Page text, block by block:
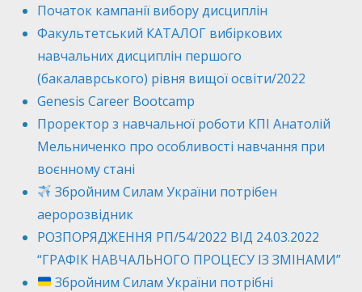
Початок кампанії вибору дисциплін
Факультетський КАТАЛОГ вибіркових
навчальних дисциплін першого
(бакалаврського) рівня вищої освіти/2022
Genesis Career Bootcamp
Проректор з навчальної роботи КПІ Анатолій
Мельниченко про особливості навчання при
воєнному стані
Збройним Силам України потрібен
аеророзвідник
РОЗПОРЯДЖЕННЯ РП/54/2022 ВІД 24.03.2022
“ГРАФІК НАВЧАЛЬНОГО ПРОЦЕСУ ІЗ ЗМІНАМИ”
Збройним Силам України потрібні